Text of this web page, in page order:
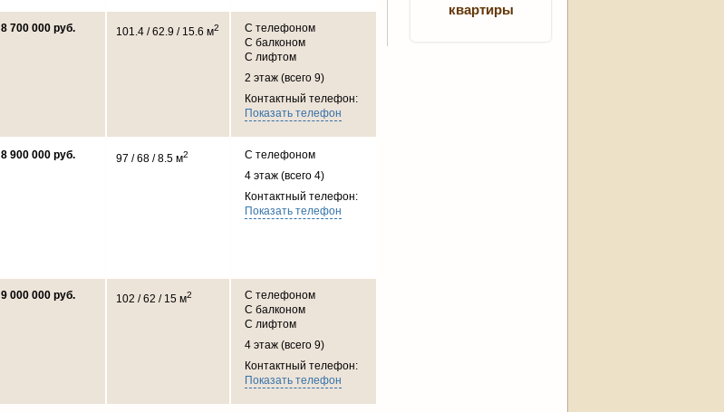
8 700 000 руб. 101.4 / 62.9 / 15.6 м2
С телефоном
С балконом
С лифтом
2 этаж (всего 9)
Контактный телефон:
Показать телефон
8 900 000 руб. 97 / 68 / 8.5 м2
С телефоном
4 этаж (всего 4)
Контактный телефон:
Показать телефон
9 000 000 руб. 102 / 62 / 15 м2
С телефоном
С балконом
С лифтом
4 этаж (всего 9)
Контактный телефон:
Показать телефон
квартиры